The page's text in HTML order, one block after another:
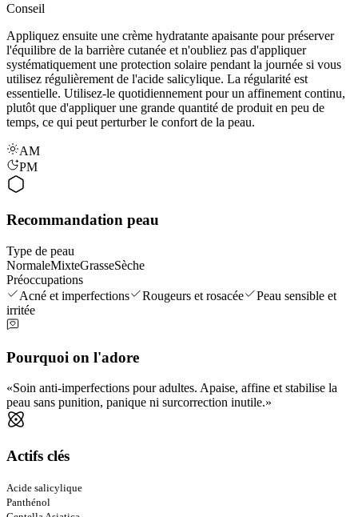
Conseil
Appliquez ensuite une crème hydratante apaisante pour préserver
l'équilibre de la barrière cutanée et n'oubliez pas d'appliquer
systématiquement une protection solaire pendant la journée si vous
utilisez régulièrement de l'acide salicylique. La régularité est
essentielle. Utilisez-le quotidiennement pour un affinement continu,
plutôt que d'appliquer une grande quantité de produit en peu de
temps, ce qui peut perturber le confort de la peau.
AM
PM
Recommandation peau
Type de peau
NormaleMixteGrasseSèche
Préoccupations
Acné et imperfections
Rougeurs et rosacée
Peau sensible et
irritée
Pourquoi on l'adore
Soin anti-imperfections pour adultes. Apaise, affine et stabilise la
peau sans punition, panique ni surcorrection inutile.
Actifs clés
Acide salicylique
Panthénol